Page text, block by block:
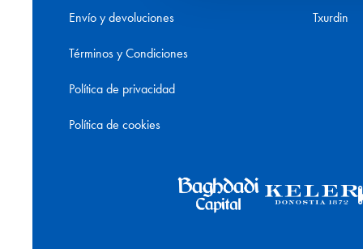
Envío y devoluciones
Términos y Condiciones
Política de privacidad
Política de cookies
Txurdin